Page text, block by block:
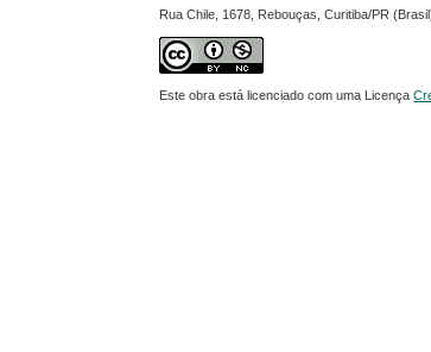
Rua Chile, 1678, Rebouças, Curitiba/PR
Este obra está licenciado com uma Licença